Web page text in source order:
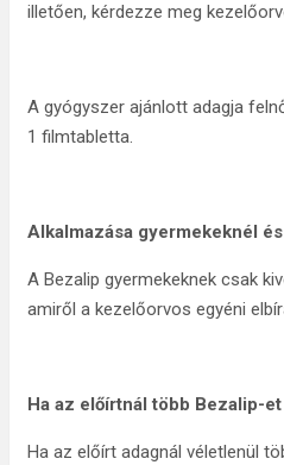
illetően, kérdezze meg
A gyógyszer ajánlott adagja
1 filmtabletta.
Alkalmazása gyermekeknél
A Bezalip gyermekeknek csak
amiről a kezelőorvos egyéni
Ha az előírtnál több Bezalip-
Ha az előírt adagnál véletlenül